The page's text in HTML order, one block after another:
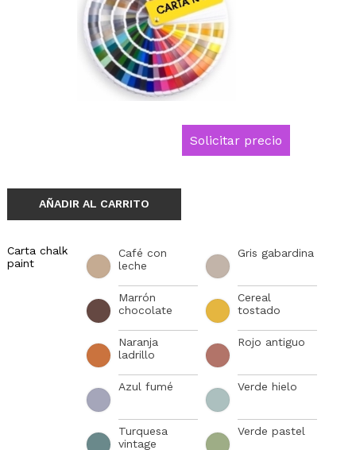
Solicitar precio
AÑADIR AL CARRITO
Carta chalk
paint
Café con
leche
Gris gabardina
Marrón
chocolate
Cereal
tostado
Naranja
ladrillo
Rojo antiguo
Azul fumé Verde hielo
Turquesa
vintage
Verde pastel